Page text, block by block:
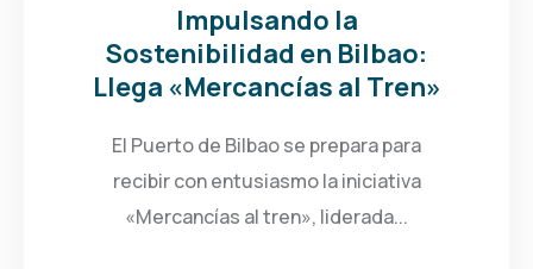
Impulsando la
Sostenibilidad en Bilbao:
Llega «Mercancías al Tren»
El Puerto de Bilbao se prepara para
recibir con entusiasmo la iniciativa
«Mercancías al tren», liderada...